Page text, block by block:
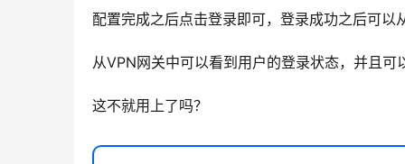
配置完成之后点击登录即可，登录成功之后可以
从VPN网关中可以看到用户的登录状态，并且可
这不就用上了吗？